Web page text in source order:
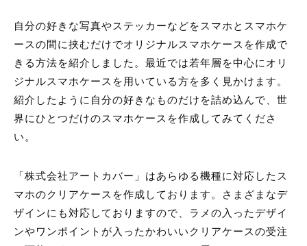
自分の好きな写真やステッカーなどをスマホとスマホケ
ースの間に挟むだけでオリジナルスマホケースを作成で
きる方法を紹介しました。最近では若年層を中心にオリ
ジナルスマホケースを用いている方を多く見かけます。
紹介したように自分の好きなものだけを詰め込んで、世
界にひとつだけのスマホケースを作成してみてくださ
い。
「株式会社アートカバー」はあらゆる機種に対応したス
マホのクリアケースを作成しております。さまざまなデ
ザインにも対応しておりますので、ラメの入ったデザイ
ンやワンポイントが入ったかわいいクリアケースの受注